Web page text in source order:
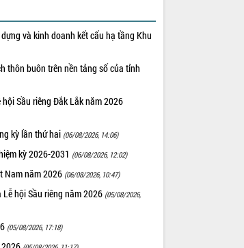
và kinh doanh kết cấu hạ tầng Khu
thôn buôn trên nền tảng số của tỉnh
Sầu riêng Đắk Lắk năm 2026
kỳ lần thứ hai (06/08/2026, 14:06)
kỳ 2026-2031 (06/08/2026, 12:02)
Nam năm 2026 (06/08/2026, 10:47)
hội Sầu riêng năm 2026 (05/08/2026,
(05/08/2026, 17:18)